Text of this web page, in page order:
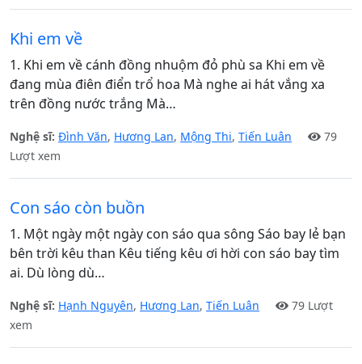
Khi em về
1. Khi em về cánh đồng nhuộm đỏ phù sa Khi em về
đang mùa điên điển trổ hoa Mà nghe ai hát vắng xa
trên đồng nước trắng Mà…
Nghệ sĩ: Đình Văn, Hương Lan, Mộng Thi, Tiến Luân
79
Lượt xem
Con sáo còn buồn
1. Một ngày một ngày con sáo qua sông Sáo bay lẻ bạn
bên trời kêu than Kêu tiếng kêu ơi hời con sáo bay tìm
ai. Dù lòng dù…
Nghệ sĩ: Hạnh Nguyên, Hương Lan, Tiến Luân
79 Lượt
xem